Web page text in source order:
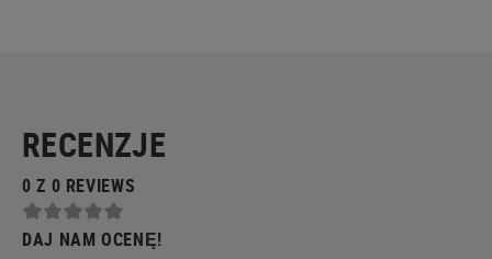
RECENZJE
0 Z 0 REVIEWS
DAJ NAM OCENĘ!